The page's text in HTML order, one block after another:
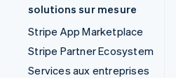
solutions sur mesure
Stripe App Marketplace
Stripe Partner Ecosystem
Services aux entreprises